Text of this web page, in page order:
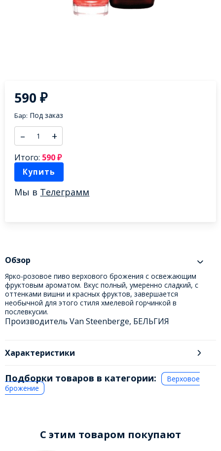
590₽
Бар: Под заказ
– +
Итого: 590₽
Купить
Мы в Телеграмм
Обзор
Ярко-розовое пиво верхового брожения с освежающим
фруктовым ароматом. Вкус полный, умеренно сладкий, с
оттенками вишни и красных фруктов, завершается
необычной для этого стиля хмелевой горчинкой в
послевкусии.
Производитель Van Steenberge, БЕЛЬГИЯ
Характеристики
Подборки товаров в категории:
Верховое
брожение
C этим товаром покупают